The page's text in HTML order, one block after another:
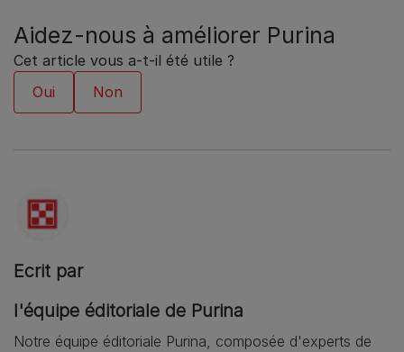
Aidez-nous à améliorer Purina
Cet article vous a-t-il été utile ?
Ecrit par
l'équipe éditoriale de Purina
Notre équipe éditoriale Purina, composée d'experts de